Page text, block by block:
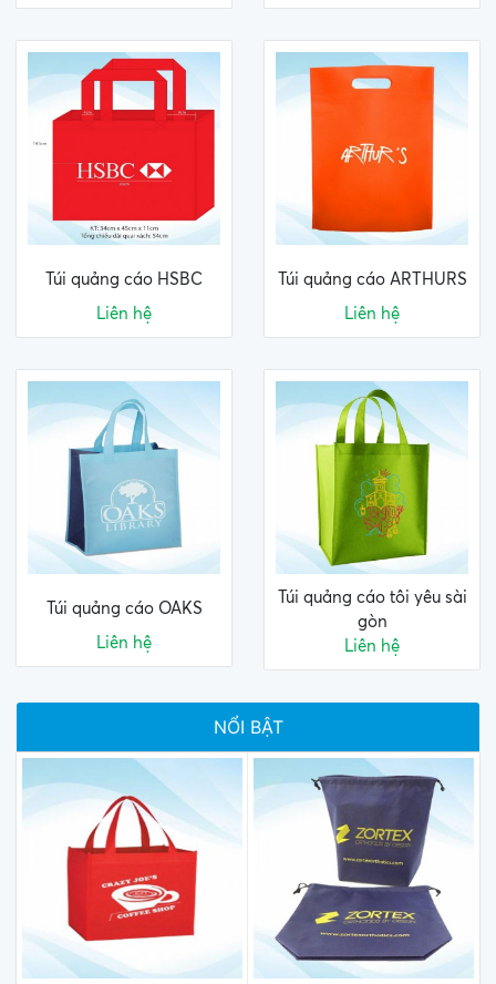
Túi quảng cáo HSBC
Liên hệ
Túi quảng cáo ARTHURS
Liên hệ
Túi quảng cáo OAKS
Liên hệ
Túi quảng cáo tôi yêu sài
gòn
Liên hệ
NỔI BẬT